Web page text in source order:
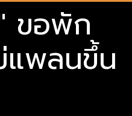
ขอพัก
แพลนขึ้น